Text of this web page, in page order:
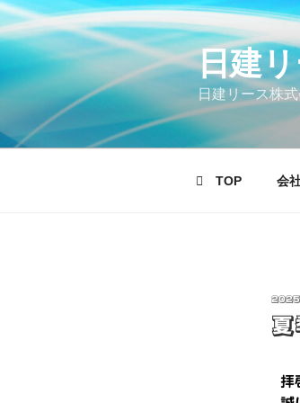
日建
日建リース株
TOP 会
2025
夏
拝